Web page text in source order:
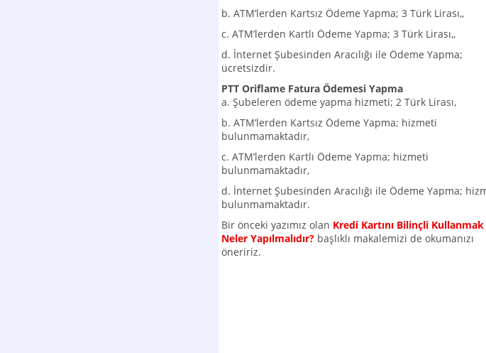
b. ATM’lerden Kartsız Ödeme Yapma; 3 Türk Lirası,,
c. ATM’lerden Kartlı Ödeme Yapma; 3 Türk Lirası,,
d. İnternet Şubesinden Aracılığı ile Ödeme Yapma;
ücretsizdir.
PTT Oriflame Fatura Ödemesi Yapma
a. Şubeleren ödeme yapma hizmeti; 2 Türk Lirası,
b. ATM’lerden Kartsız Ödeme Yapma; hizmeti
bulunmamaktadır,
c. ATM’lerden Kartlı Ödeme Yapma; hizmeti
bulunmamaktadır,
d. İnternet Şubesinden Aracılığı ile Ödeme Yapma;
bulunmamaktadır.
Bir önceki yazımız olan Kredi Kartını Bilinçli
Neler Yapılmalıdır? başlıklı makalemizi de okumanızı
öneririz.